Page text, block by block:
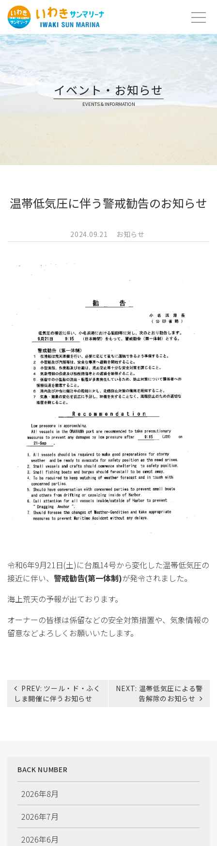
Skip
content
イベント・お知らせ
EVENTS & INFORMATION
温帯低気圧に伴う警戒勧告のお知らせ
2024.09.21 お知らせ
令和6年9月21日(土)に台風14号から変化した温帯低気圧の
接近に伴い、 警戒勧告(第一体制)が発令されました。
海上荒天の予報が出ております。
オーナーの皆様は係留などの安全対策措置や、気象情報の
留意などよろしくお願いいたします。
投
PREV: ツール・ド・ふく
しま開催に伴うお知らせ
NEXT: 温帯低気圧による警
告解除のお知らせ
BACK NUMBER
2026年8月
2026年7月
2026年6月